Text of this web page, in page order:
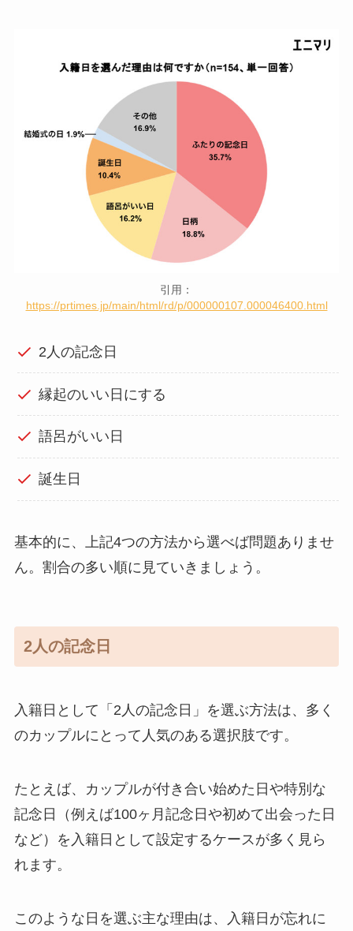
引用：
https://prtimes.jp/main/html/rd/p/000000107.000046400.html
2人の記念日
縁起のいい日にする
語呂がいい日
誕生日
基本的に、上記4つの方法から選べば問題ありませ
ん。割合の多い順に見ていきましょう。
2人の記念日
入籍日として「2人の記念日」を選ぶ方法は、多く
のカップルにとって人気のある選択肢です。
たとえば、カップルが付き合い始めた日や特別な
記念日（例えば100ヶ月記念日や初めて出会った日
など）を入籍日として設定するケースが多く見ら
れます。
このような日を選ぶ主な理由は、入籍日が忘れに